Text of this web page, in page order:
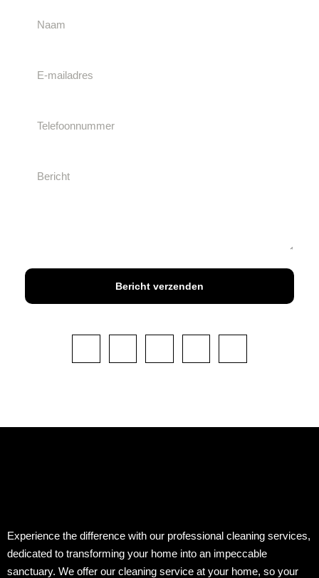
Bericht verzenden
Experience the difference with our professional cleaning services,
dedicated to transforming your home into an impeccable
sanctuary. We offer our cleaning service at your home, so your